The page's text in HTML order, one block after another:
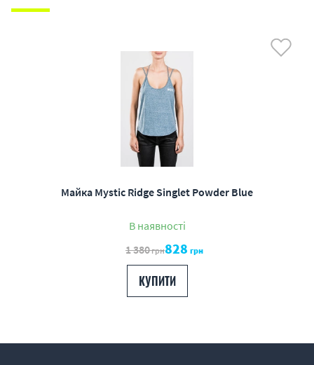
Майка Mystic Ridge Singlet Powder Blue
В наявності
1 380грн828 грн
КУПИТИ